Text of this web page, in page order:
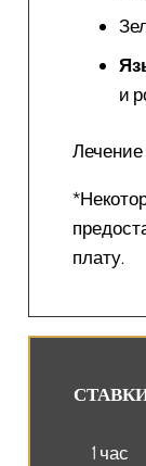
и
Лечение
плату.
1 час